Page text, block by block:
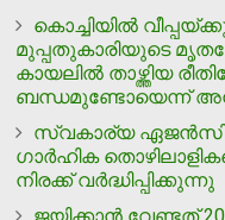
കൊച്ചിയില്‍
മുപ്പതുകാരിയുടെ
കായലില്‍ താഴ്ത്തിയ
ബന്ധമുണ്ടോയെന്ന്
സ്വകാര്യ
ഗാര്‍ഹിക
നിരക്ക് വര്‍ദ്ധിപ്പിക്കുന്നു
ജയിക്കാന്‍ വേണ്ടത്